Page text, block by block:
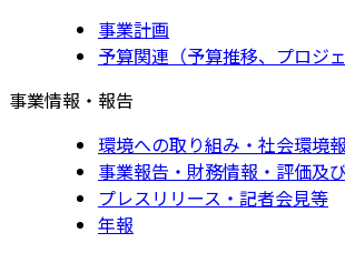
事業計画
予算関連（予算推移、プロジェ
事業情報・報告
環境への取り組み・社会環境
事業報告・財務情報・評価及
プレスリリース・記者会見等
年報